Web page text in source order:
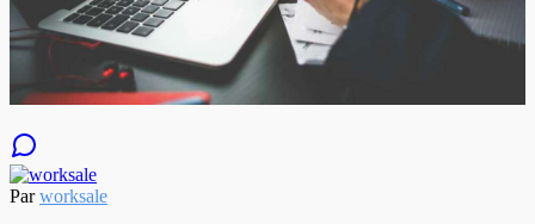
Parworksale